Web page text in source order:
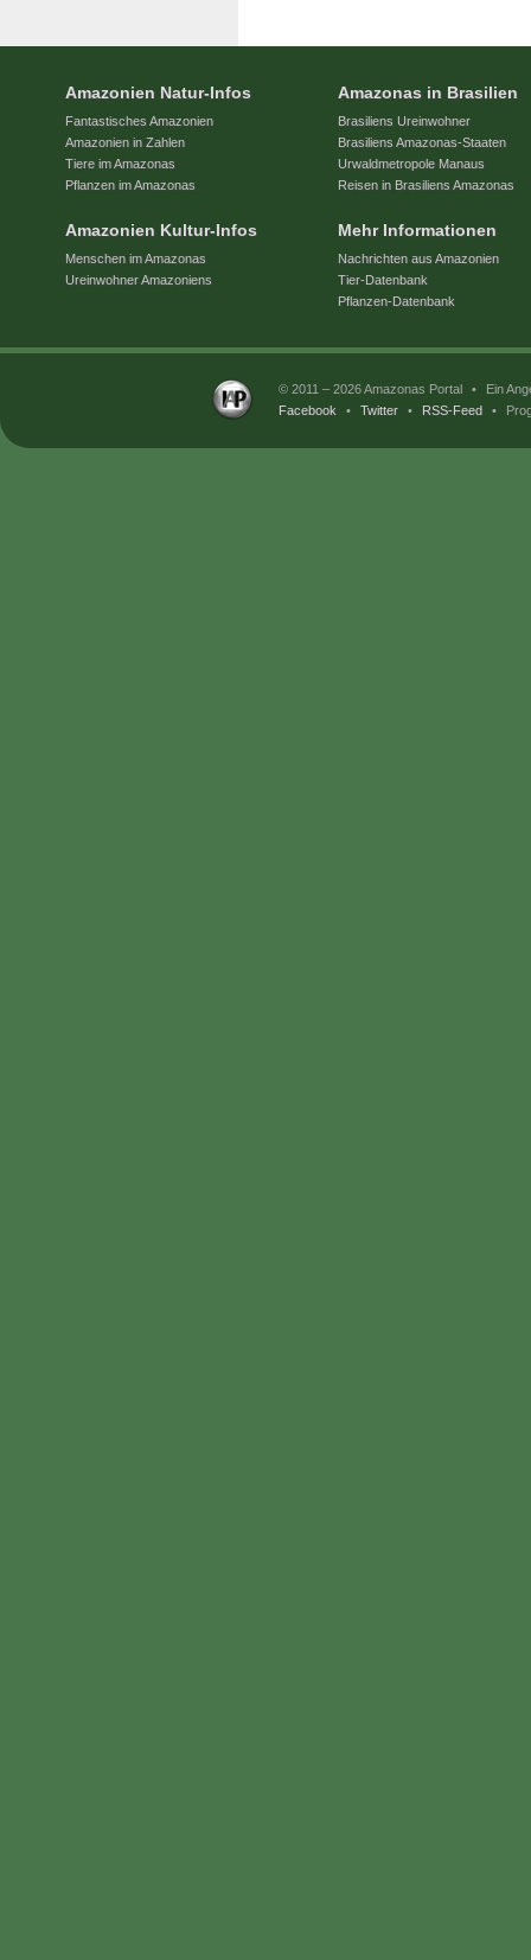
Amazonien Natur-Infos
Fantastisches Amazonien
Amazonien in Zahlen
Tiere im Amazonas
Pflanzen im Amazonas
Amazonien Kultur-Infos
Menschen im Amazonas
Ureinwohner Amazoniens
Amazonas in Brasilien
Brasiliens Ureinwohner
Brasiliens Amazonas-Staaten
Urwaldmetropole Manaus
Reisen in Brasiliens Amazonas
Mehr Informationen
Nachrichten aus Amazonien
Tier-Datenbank
Pflanzen-Datenbank
© 2011 – 2026 Amazonas Portal •
Ein
Facebook
• Twitter • RSS-Feed •